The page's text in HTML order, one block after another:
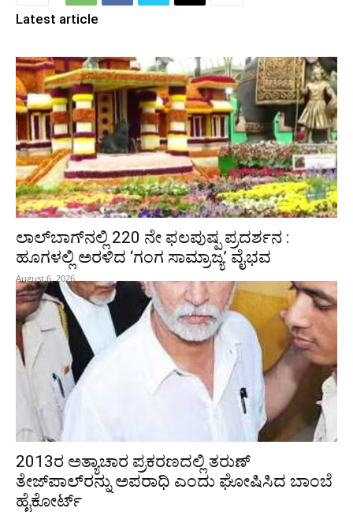
Latest article
ಲಾಲ್‍ಬಾಗ್‍ನಲ್ಲಿ 220 ನೇ ಫಲಪುಷ್ಪ ಪ್ರದರ್ಶನ :
ಹೂಗಳಲ್ಲಿ ಅರಳಿದ ‘ಗಂಗ ಸಾಮ್ರಾಜ್ಯ’ ವೈಭವ
August 6, 2026
2013ರ ಅತ್ಯಾಚಾರ ಪ್ರಕರಣದಲ್ಲಿ ತರುಣ್
ತೇಜ್‌ಪಾಲ್‌ರನ್ನು ಅಪರಾಧಿ ಎಂದು ಘೋಷಿಸಿದ ಬಾಂಬೆ
ಹೈಕೋರ್ಟ್